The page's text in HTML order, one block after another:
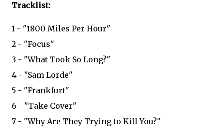
Tracklist:
1 - "1800 Miles Per Hour"
2 - "Focus"
3 - "What Took So Long?"
4 - "Sam Lorde"
5 - "Frankfurt"
6 - "Take Cover"
7 - "Why Are They Trying to Kill You?"